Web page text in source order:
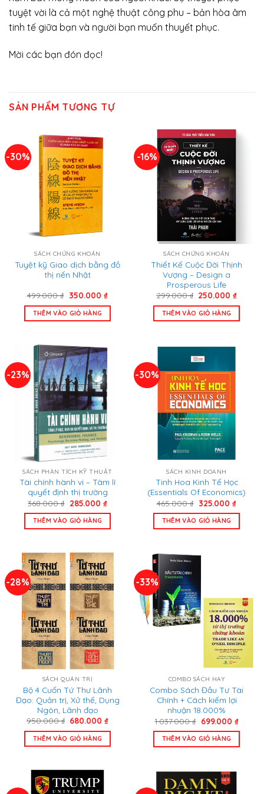
tuyệt vời là cả một nghệ thuật công phu – bản hòa âm
tinh tế giữa bạn và người bạn muốn thuyết phục.
Mời các bạn đón đọc!
SẢN PHẨM TƯƠNG TỰ
-30%
SÁCH CHỨNG KHOÁN
Tuyệt kỹ Giao dịch bằng đồ
thị nến Nhật
499.000₫ Giá
là:
499.000 ₫.
350.000 ₫Giá
tại
THÊM VÀO GIỎ HÀNG
-16%
SÁCH CHỨNG KHOÁN
Thiết Kế Cuộc Đời Thịnh
Vượng – Design a
Prosperous Life
299.000₫ Giá
là:
299.000 ₫.
250.000₫Giá
tại
THÊM VÀO GIỎ HÀNG
-23%
SÁCH PHÂN TÍCH KỸ THUẬT
Tài chính hành vi – Tâm lí
quyết định thị trường
368.000₫ Giá
là:
368.000 ₫.
285.000 ₫Giá
THÊM VÀO GIỎ HÀNG
-30%
SÁCH KINH DOANH
Tinh Hoa Kinh Tế Học
(Essentials Of Economics)
465.000₫ Giá
là:
465.000 ₫.
325.000 ₫Giá
THÊM VÀO GIỎ HÀNG
-28%
SÁCH QUẢN TRỊ
Bộ 4 Cuốn Tứ Thư Lãnh
Đạo: Quản trị, Xử thế, Dụng
Ngôn, Lãnh đạo
950.000₫ Giá
là:
950.000 ₫.
680.000₫Giá
tại
THÊM VÀO GIỎ HÀNG
-33%
COMBO SÁCH HAY
Combo Sách Đầu Tư Tài
Chính + Cách kiếm lợi
nhuận 18.000%
1.037.000₫ Giá
là:
1.037.000 ₫.
699.000 ₫Giá
THÊM VÀO GIỎ HÀNG